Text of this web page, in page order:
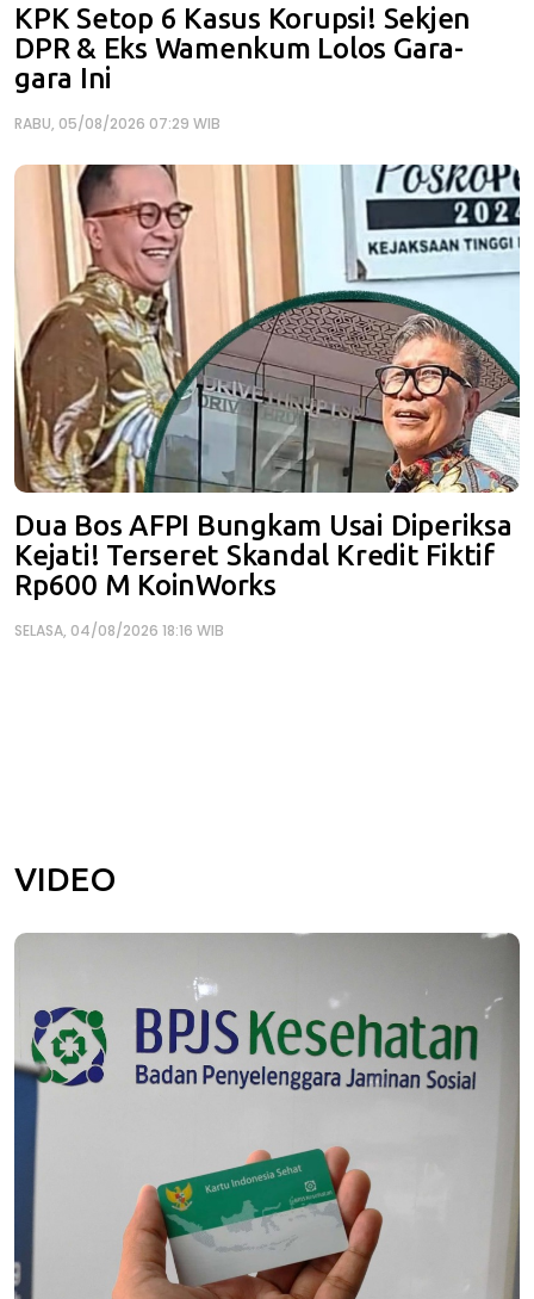
KPK Setop 6 Kasus Korupsi! Sekjen
DPR & Eks Wamenkum Lolos Gara-
gara Ini
RABU, 05/08/2026 07:29 WIB
Dua Bos AFPI Bungkam Usai Diperiksa
Kejati! Terseret Skandal Kredit Fiktif
Rp600 M KoinWorks
SELASA, 04/08/2026 18:16 WIB
VIDEO